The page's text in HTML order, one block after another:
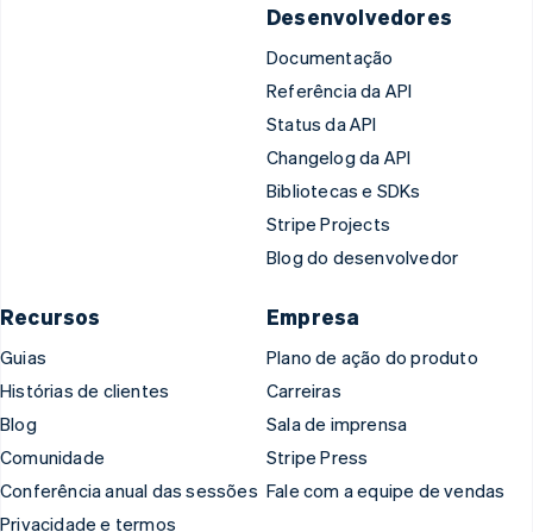
Desenvolvedores
Documentação
Referência da API
Status da API
Changelog da API
Bibliotecas e SDKs
Stripe Projects
Blog do desenvolvedor
Recursos
Guias
Histórias de clientes
Blog
Comunidade
Conferência anual das sessões
Privacidade e termos
Empresa
Plano de ação do produto
Carreiras
Sala de imprensa
Stripe Press
Fale com a equipe de vendas